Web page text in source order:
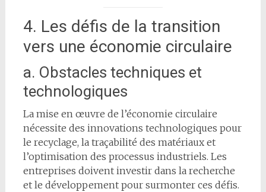
4. Les défis de la transition
vers une économie circulaire
a. Obstacles techniques et
technologiques
La mise en œuvre de l’économie circulaire
nécessite des innovations technologiques pour
le recyclage, la traçabilité des matériaux et
l’optimisation des processus industriels. Les
entreprises doivent investir dans la recherche
et le développement pour surmonter ces défis.